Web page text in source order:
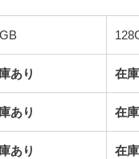
あり 在
あり 在
あり 在